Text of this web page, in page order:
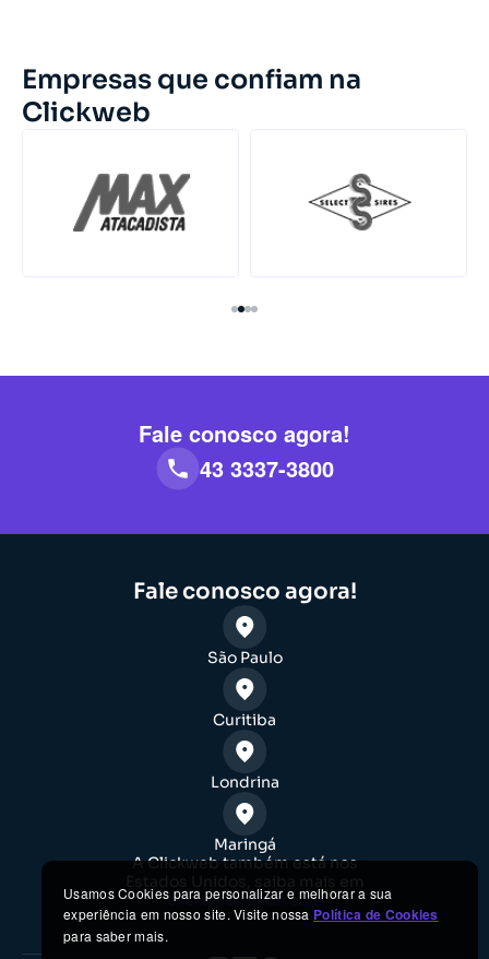
Empresas que confiam na
Clickweb
Fale conosco agora!
43 3337-3800
Fale conosco agora!
São Paulo
Curitiba
Londrina
Maringá
A Clickweb também está nos
Estados Unidos, saiba mais em
clickwebdigital.com
Usamos Cookies para personalizar e melhorar a sua
experiência em nosso site. Visite nossa Política de Cookies
para saber mais.